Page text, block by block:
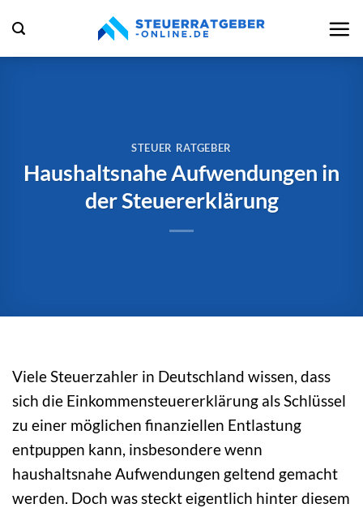
Inhalt
springen
STEUER RATGEBER
Haushaltsnahe Aufwendungen in
der Steuererklärung
Viele Steuerzahler in Deutschland wissen, dass
sich die Einkommensteuererklärung als Schlüssel
zu einer möglichen finanziellen Entlastung
entpuppen kann, insbesondere wenn
haushaltsnahe Aufwendungen geltend gemacht
werden. Doch was steckt eigentlich hinter diesem